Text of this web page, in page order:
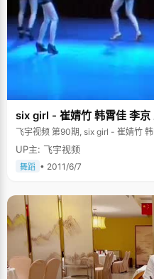
six girl - 崔婧竹 韩霄佳 李京
飞宇视频 第90期, six girl - 崔婧竹
UP主: 飞宇视频
舞蹈 • 2011/6/7